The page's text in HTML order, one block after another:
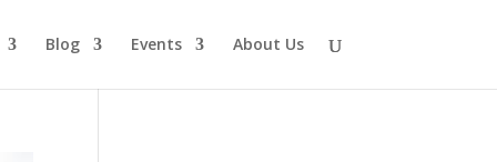
Blog Events About Us